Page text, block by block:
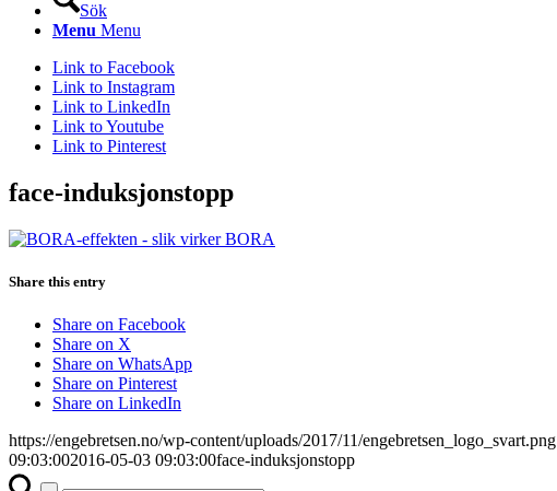
Sök
Menu Menu
Link to Facebook
Link to Instagram
Link to LinkedIn
Link to Youtube
Link to Pinterest
face-induksjonstopp
Share this entry
Share on Facebook
Share on X
Share on WhatsApp
Share on Pinterest
Share on LinkedIn
https://engebretsen.no/wp-content/uploads/2017/11/engebretsen_logo_svart.png
09:03:002016-05-03 09:03:00face-induksjonstopp